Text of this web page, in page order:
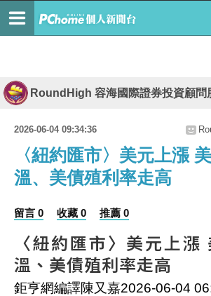
RoundHigh 容海國際證券投資顧問股
2026-06-04 09:34:36
〈紐約匯市〉美元上漲
溫、美債殖利率走高
留言 0 收藏 0 推薦 0
〈紐約匯市〉美元上漲
溫、美債殖利率走高
鉅亨網編譯陳又嘉2026-06-04